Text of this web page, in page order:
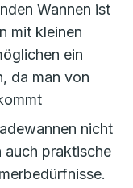
Wannen ist
mit kleinen
ein
da man von
nicht
auch praktische